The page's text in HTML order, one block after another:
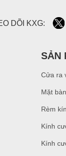
nhà
toàn
DÕI KXG:
SẢN
Cửa ra
Mặt
Rèm
Kính
Kính